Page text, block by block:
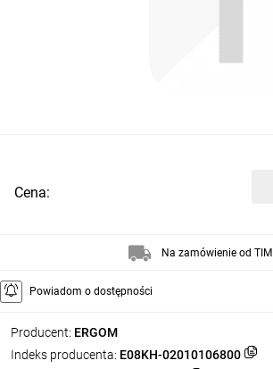
Producent: ERGOM
Indeks producenta: E08KH-02010106800
Cena:
Na zamówienie od TIM
Powiadom o dostępności